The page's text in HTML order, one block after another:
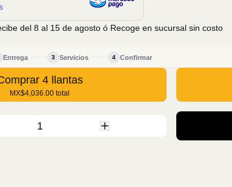
del 8 al 15 de agosto ó Recoge en sucursal sin costo
Entrega 3 Servicios 4 Confirmar
4 llantas
MX$4,036.00 total
1